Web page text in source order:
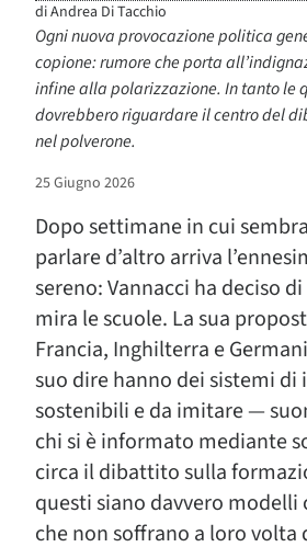
diAndrea Di Tacchio
Ogni nuova provocazione politica
copione: rumore che porta
infine alla polarizzazione. In tanto le
dovrebbero riguardare il centro del
nel polverone.
25 Giugno 2026
Dopo settimane in cui
parlare d’altro arriva
sereno: Vannacci ha deciso
mira le scuole. La sua
Francia, Inghilterra e
suo dire hanno dei sistemi di
sostenibili e da imitare —
chi si è informato mediante
circa il dibattito sulla
questi siano davvero modelli
che non soffrano a loro volta